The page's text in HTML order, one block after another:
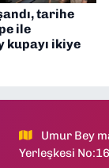
tarihe
ile
kupayı ikiye
Umur Bey
Yerleşkesi